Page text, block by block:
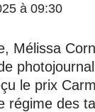
à 09:30
Mélissa
le prix
régime des